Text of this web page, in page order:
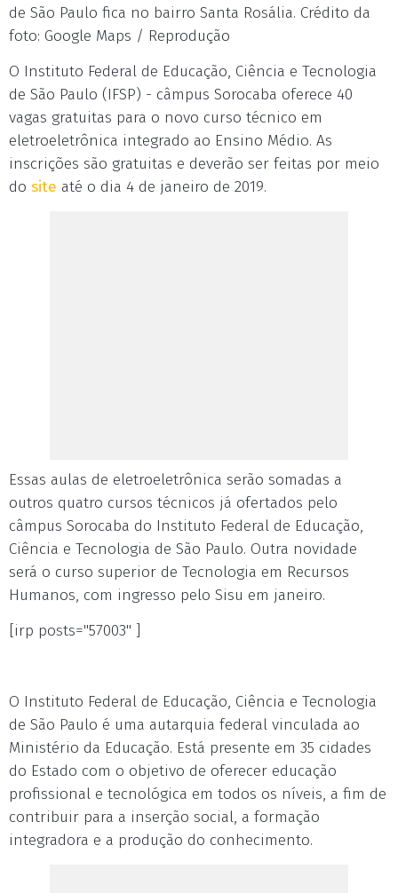
de São Paulo fica no bairro Santa Rosália. Crédito da
foto: Google Maps / Reprodução
O Instituto Federal de Educação, Ciência e Tecnologia
de São Paulo (IFSP) - câmpus Sorocaba oferece 40
vagas gratuitas para o novo curso técnico em
eletroeletrônica integrado ao Ensino Médio. As
inscrições são gratuitas e deverão ser feitas por meio
do site até o dia 4 de janeiro de 2019.
Essas aulas de eletroeletrônica serão somadas a
outros quatro cursos técnicos já ofertados pelo
câmpus Sorocaba do Instituto Federal de Educação,
Ciência e Tecnologia de São Paulo. Outra novidade
será o curso superior de Tecnologia em Recursos
Humanos, com ingresso pelo Sisu em janeiro.
[irp posts="57003" ]
O Instituto Federal de Educação, Ciência e Tecnologia
de São Paulo é uma autarquia federal vinculada ao
Ministério da Educação. Está presente em 35 cidades
do Estado com o objetivo de oferecer educação
profissional e tecnológica em todos os níveis, a fim de
contribuir para a inserção social, a formação
integradora e a produção do conhecimento.